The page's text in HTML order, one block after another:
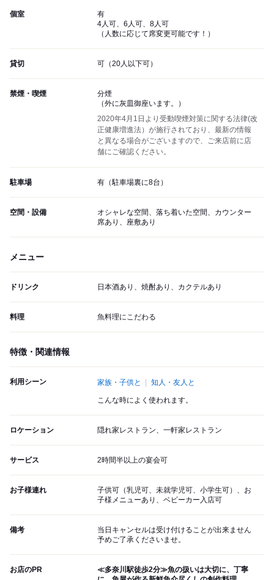
個室
有
4人可、6人可、8人可
（人数に応じて席変更可能です！）
貸切 可（20人以下可）
禁煙・喫煙
分煙
（外に灰皿御座います。）
2020年4月1日より受動喫煙対策に関する法律(改
正健康増進法）が施行されており、最新の情報
と異なる場合がございますので、ご来店前に店
舗にご確認ください。
駐車場 有（駐車場裏に8台）
空間・設備
オシャレな空間、落ち着いた空間、カウンター
席あり、座敷あり
メニュー
ドリンク 日本酒あり、焼酎あり、カクテルあり
料理 魚料理にこだわる
特徴・関連情報
利用シーン 家族・子供と 知人・友人と
こんな時によく使われます。
ロケーション 隠れ家レストラン、一軒家レストラン
サービス 2時間半以上の宴会可
お子様連れ
子供可（乳児可、未就学児可、小学生可）、お
子様メニューあり、ベビーカー入店可
備考
当日キャンセルは受け付けることが出来ません
予めご了承くださいませ。
お店のPR
≪多奈川駅徒歩2分≫魚の扱いは大切に、丁寧